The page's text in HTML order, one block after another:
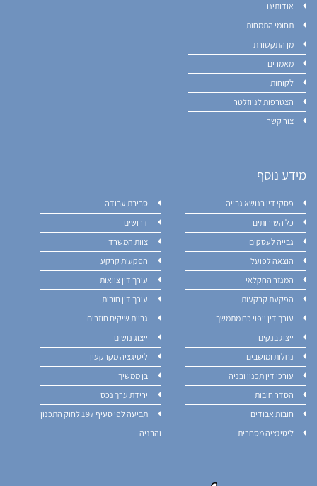
אודותינו
תחומי התמחות
מן התקשורת
מאמרים
לקוחות
הצטרפות לניוזלטר
צור קשר
מידע נוסף
פסקי דין בנושא גבייה
כל השירותים
גבייה לעסקים
הוצאה לפועל
המגזר החקלאי
הפקעת קרקעות
עורך דין ייפוי כח מתמשך
ייצוג בנקים
נחלות ומושבים
עורכי דין תכנון ובניה
הסדר חובות
חובות אבודים
ליטיגציה מסחרית
סביבת עבודה
דרושים
צוות המשרד
הפקעות קרקע
עורך דין צוואות
עורך דין חובות
גביית שיקים חוזרים
ייצוג נושים
ליטיגציה מקרקעין
בן ממשיך
ירידת ערך נכס
תביעה לפי סעיף 197 לחוק התכנון
והבניה